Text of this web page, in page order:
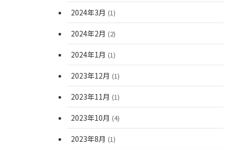
2024年3月 (1)
2024年2月 (2)
2024年1月 (1)
2023年12月 (1)
2023年11月 (1)
2023年10月 (4)
2023年8月 (1)